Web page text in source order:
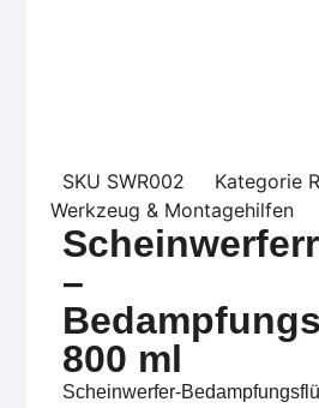
SKU SWR002 Kategorie
Werkzeug & Montagehilfen
–
800 ml
Scheinwerfer-